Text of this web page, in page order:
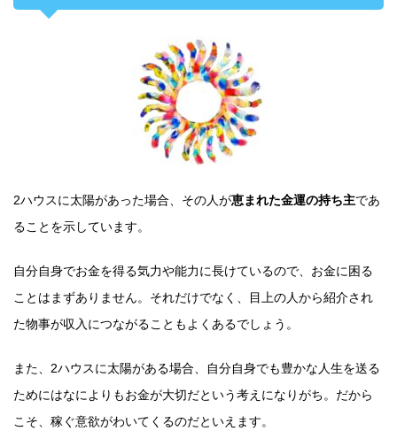
2ハウスに太陽があった場合、その人が恵まれた金運の持ち主であ
ることを示しています。
自分自身でお金を得る気力や能力に長けているので、お金に困る
ことはまずありません。それだけでなく、目上の人から紹介され
た物事が収入につながることもよくあるでしょう。
また、2ハウスに太陽がある場合、自分自身でも豊かな人生を送る
ためにはなによりもお金が大切だという考えになりがち。だから
こそ、稼ぐ意欲がわいてくるのだといえます。